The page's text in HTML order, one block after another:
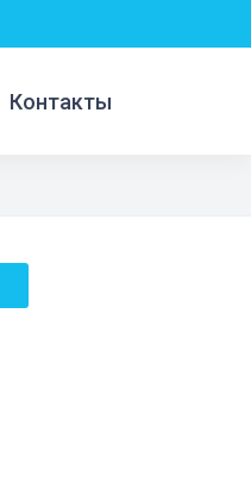
Контакты